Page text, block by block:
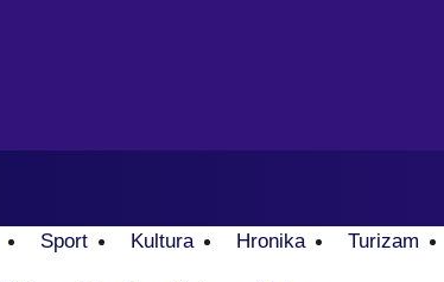
Sport Kultura Hronika Turizam